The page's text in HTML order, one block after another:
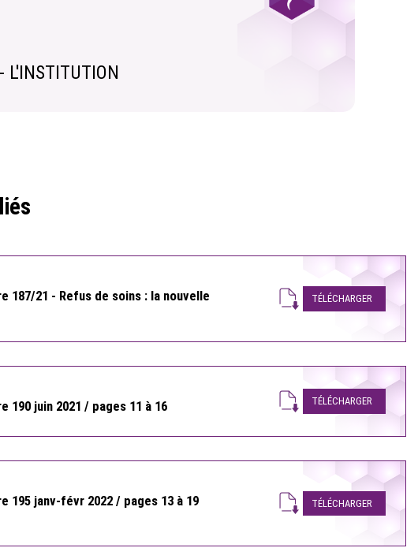
L'INSTITUTION
187/21 - Refus de soins : la nouvelle
TÉLÉCHARGER
190 juin 2021 / pages 11 à 16 TÉLÉCHARGER
195 janv-févr 2022 / pages 13 à 19 TÉLÉCHARGER